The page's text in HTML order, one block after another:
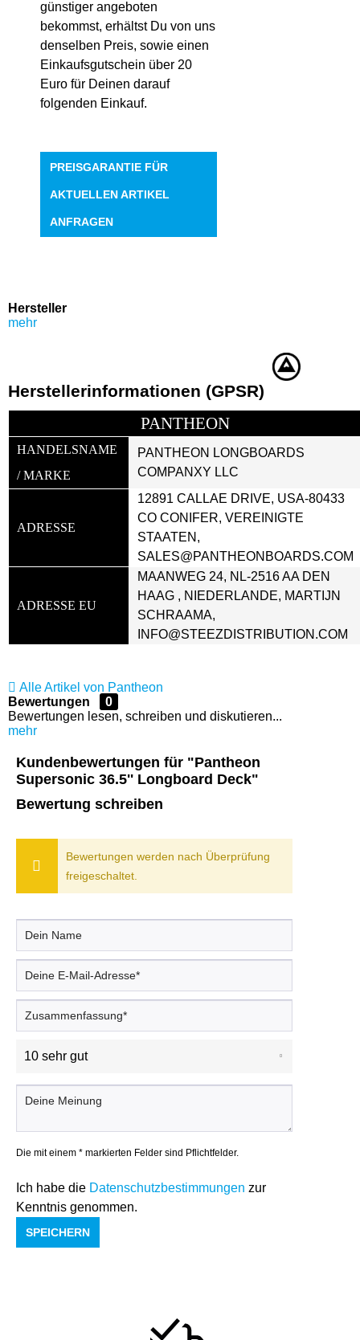
günstiger angeboten
bekommst, erhältst Du von uns
denselben Preis, sowie einen
Einkaufsgutschein über 20
Euro für Deinen darauf
folgenden Einkauf.
PREISGARANTIE FÜR
AKTUELLEN ARTIKEL
ANFRAGEN
Hersteller
mehr
Herstellerinformationen (GPSR)
PANTHEON
HANDELSNAME
/ MARKE
PANTHEON LONGBOARDS
COMPANXY LLC
ADRESSE
12891 CALLAE DRIVE, USA-80433
CO CONIFER, VEREINIGTE
STAATEN,
SALES@PANTHEONBOARDS.COM
ADRESSE EU
MAANWEG 24, NL-2516 AA DEN
HAAG , NIEDERLANDE, MARTIJN
SCHRAAMA,
INFO@STEEZDISTRIBUTION.COM
Alle Artikel von Pantheon
Bewertungen
0
Bewertungen lesen, schreiben und diskutieren...
mehr
Kundenbewertungen für "Pantheon
Supersonic 36.5'' Longboard Deck"
Bewertung schreiben
Bewertungen werden nach Überprüfung
freigeschaltet.
Die mit einem * markierten Felder sind Pflichtfelder.
Ich habe die Datenschutzbestimmungen zur
Kenntnis genommen.
SPEICHERN